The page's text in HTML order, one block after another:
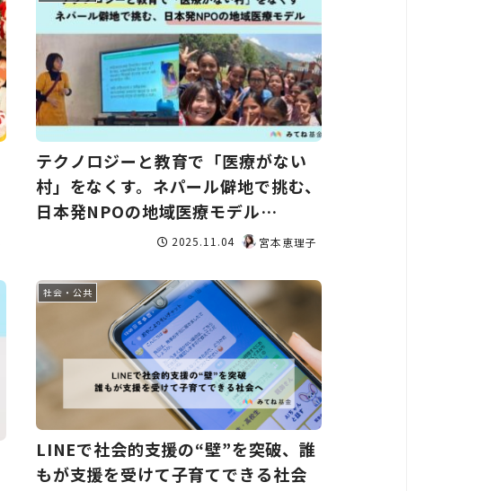
テクノロジーと教育で「医療がない
村」をなくす。ネパール僻地で挑む、
日本発NPOの地域医療モデル
──NPO法人ASHA2025.11.04 宮本恵理子
社会・公共
LINEで社会的支援の“壁”を突破、誰
もが支援を受けて子育てできる社会